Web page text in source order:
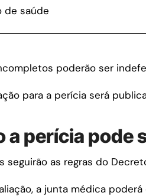
de saúde
poderão ser
para a perícia será
a perícia pode
seguirão as regras do
a junta médica